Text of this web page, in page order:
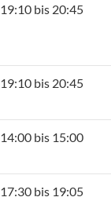
19:10 bis 20:45
19:10 bis 20:45
14:00 bis 15:00
17:30 bis 19:05